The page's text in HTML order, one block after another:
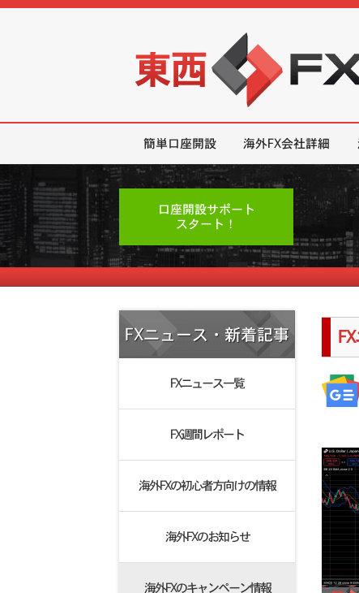
簡単口座開設 海外FX会社詳細
口座開設サポート
スタート！
FXニュース・新着記事
FXニュース一覧
FX週間レポート
海外FXの初心者方向けの情報
海外FXのお知らせ
海外FXのキャンペーン情報